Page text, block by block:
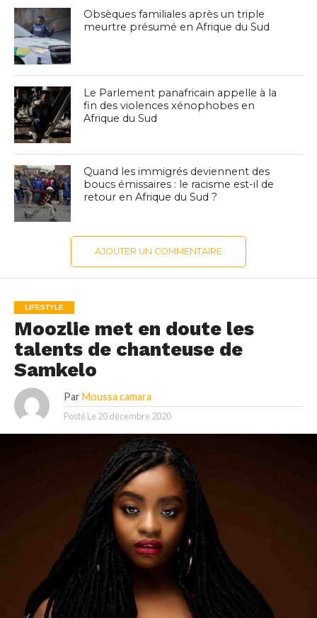
Obsèques familiales après un triple
meurtre présumé en Afrique du Sud
Le Parlement panafricain appelle à la
fin des violences xénophobes en
Afrique du Sud
Quand les immigrés deviennent des
boucs émissaires : le racisme est-il de
retour en Afrique du Sud ?
AJOUTER UN COMMENTAIRE
LIFESTYLE
Moozlie met en doute les
talents de chanteuse de
Samkelo
Par Moussa camara
Posté Le 20 décembre 2020